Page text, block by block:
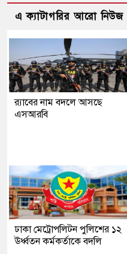
এ ক্যাটাগরির আরো নিউজ
র‍্যাবের নাম বদলে আসছে
এসআরবি
ঢাকা মেট্রোপলিটন পুলিশের ১২
ঊর্ধ্বতন কর্মকর্তাকে বদলি